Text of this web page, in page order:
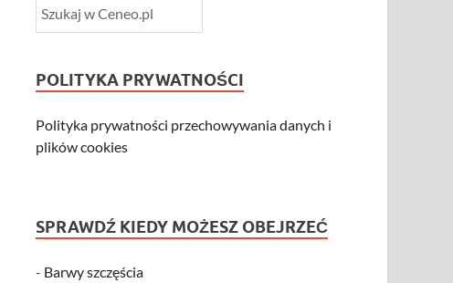
POLITYKA PRYWATNOŚCI
Polityka prywatności przechowywania danych i
plików cookies
SPRAWDŹ KIEDY MOŻESZ OBEJRZEĆ
- Barwy szczęścia